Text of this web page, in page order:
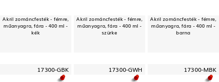
Akril zománcfesték - fémre,
műanyagra, fára - 400 ml -
kék
Akril zománcfesték - fémre,
műanyagra, fára - 400 ml -
szürke
Akril zománcfesték - fémre,
műanyagra, fára - 400 ml -
barna
17300-GBK 17300-GWH 17300-MBK